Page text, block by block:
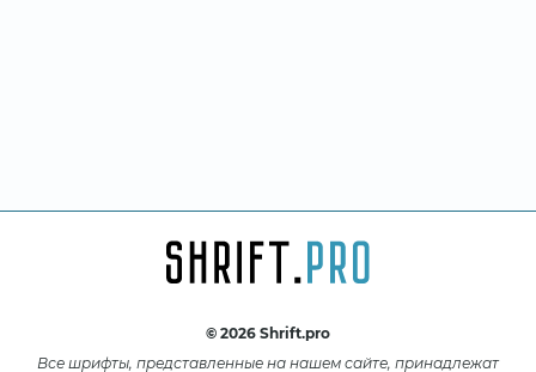
© 2026 Shrift.pro
Все шрифты, представленные на нашем сайте, принадлежат